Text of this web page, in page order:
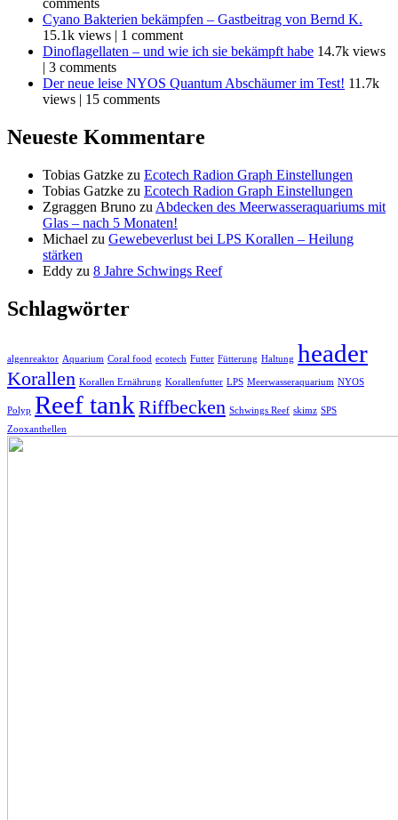
comments
Cyano Bakterien bekämpfen – Gastbeitrag von Bernd K.
15.1k views | 1 comment
Dinoflagellaten – und wie ich sie bekämpft habe 14.7k views
| 3 comments
Der neue leise NYOS Quantum Abschäumer im Test! 11.7k
views | 15 comments
Neueste Kommentare
Tobias Gatzke zu Ecotech Radion Graph Einstellungen
Tobias Gatzke zu Ecotech Radion Graph Einstellungen
Zgraggen Bruno zu Abdecken des Meerwasseraquariums mit
Glas – nach 5 Monaten!
Michael zu Gewebeverlust bei LPS Korallen – Heilung
stärken
Eddy zu 8 Jahre Schwings Reef
Schlagwörter
algenreaktor Aquarium Coral food ecotech Futter Fütterung Haltung header
Korallen Korallen Ernährung Korallenfutter LPS Meerwasseraquarium NYOS
Polyp Reef tank Riffbecken Schwings Reef skimz SPS
Zooxanthellen